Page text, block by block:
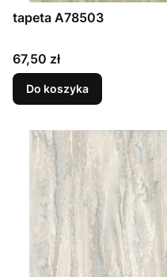
tapeta A78503
Cena
67,50 zł
Do koszyka